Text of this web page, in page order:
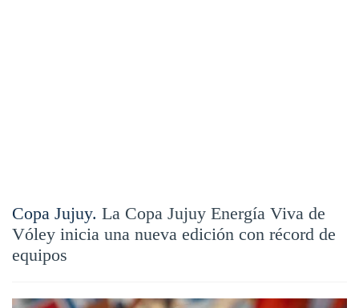
Copa Jujuy. La Copa Jujuy Energía Viva de
Vóley inicia una nueva edición con récord de
equipos